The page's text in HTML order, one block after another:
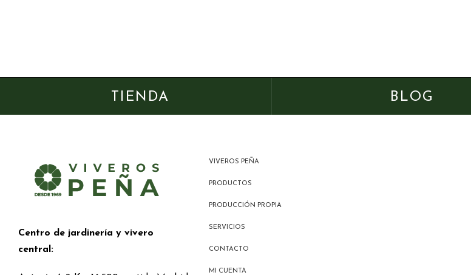
TIENDA BLOG
Centro de jardinería y vivero
central:
VIVEROS PEÑA
PRODUCTOS
PRODUCCIÓN PROPIA
SERVICIOS
CONTACTO
MI CUENTA